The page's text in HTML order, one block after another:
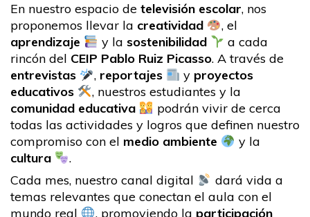
En nuestro espacio de televisión escolar, nos
proponemos llevar la creatividad
, el
aprendizaje
y la sostenibilidad
a cada
rincón del CEIP Pablo Ruiz Picasso. A través de
entrevistas
, reportajes y proyectos
educativos
, nuestros estudiantes y la
comunidad educativa
podrán vivir de cerca
todas las actividades y logros que definen nuestro
compromiso con el medio ambiente
y la
cultura
.
Cada mes, nuestro canal digital
dará vida a
temas relevantes que conectan el aula con el
mundo real
, promoviendo la participación